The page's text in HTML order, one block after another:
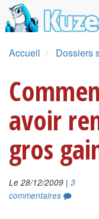
Accueil Dossiers
avoir
gros
Le 28/12/2009 | 3
commentaires